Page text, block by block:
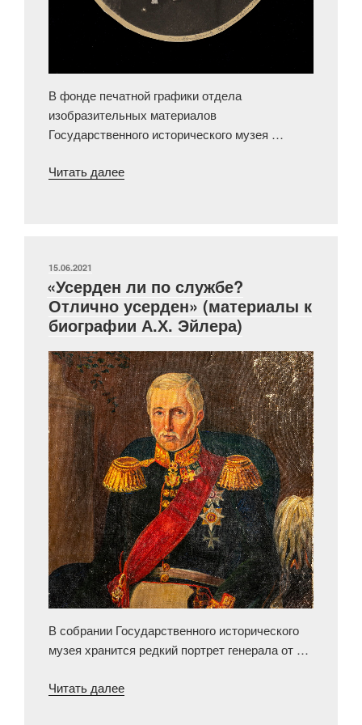
В фонде печатной графики отдела
изобразительных материалов
Государственного исторического музея …
Читать далее«Матвей
гусара»
ОПУБЛИКОВАНО
15.06.2021
«Усерден ли по службе?
Отлично усерден» (материалы к
биографии А.Х. Эйлера)
В собрании Государственного исторического
музея хранится редкий портрет генерала от …
Читать далее««Усерден